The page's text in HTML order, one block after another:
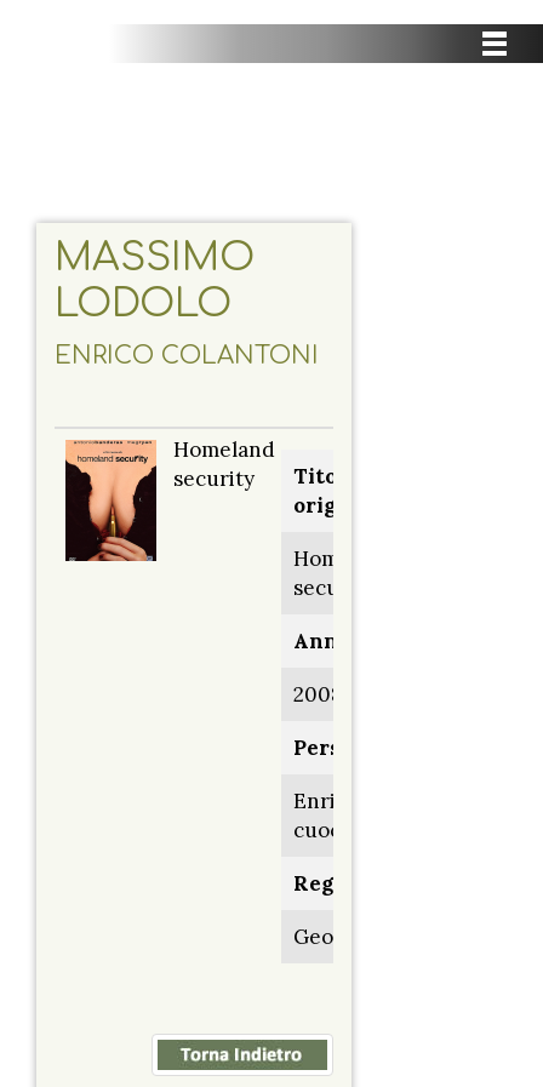
MASSIMO
LODOLO
ENRICO COLANTONI
Homeland
security
Titolo
originale:
Homeland
security
Anno:
2008
Personaggio:
Enrico il
cuoco
Regia di:
George Gallo